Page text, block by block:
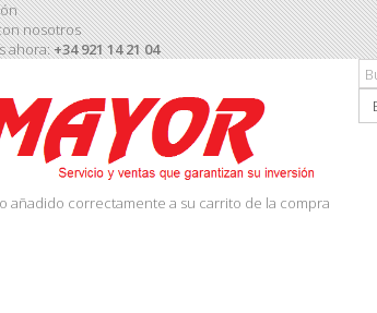
nosotros
ahora:+34 921 14 21 04
añadido correctamente a su carrito de la compra